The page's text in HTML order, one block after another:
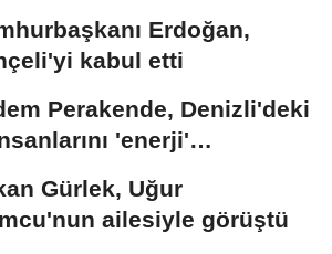
Erdoğan,
kabul etti
Perakende, Denizli'deki
'enerji'
Gürlek, Uğur
ailesiyle görüştü